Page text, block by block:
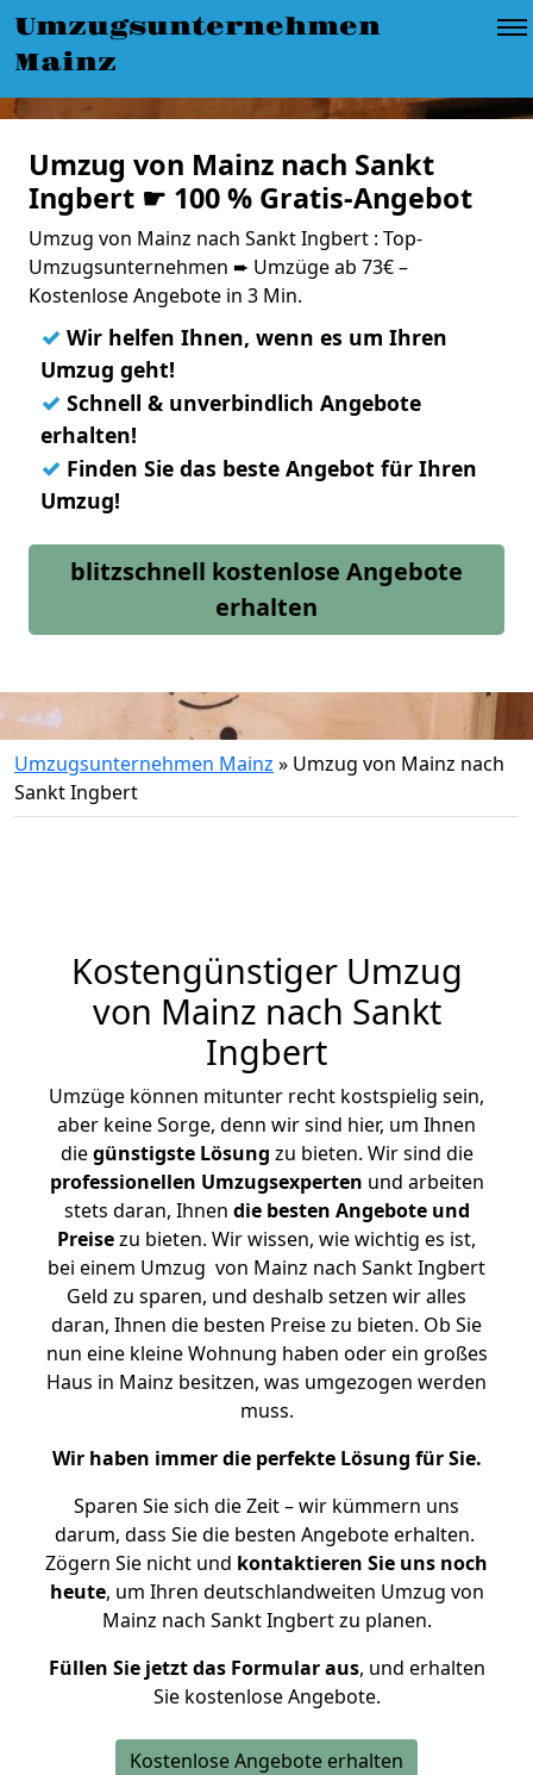
Umzugsunternehmen
Mainz
Umzug von Mainz nach Sankt
Ingbert ☛ 100 % Gratis-Angebot
Umzug von Mainz nach Sankt Ingbert : Top-
Umzugsunternehmen ➨ Umzüge ab 73€ –
Kostenlose Angebote in 3 Min.
✓ Wir helfen Ihnen, wenn es um Ihren
Umzug geht!
✓ Schnell & unverbindlich Angebote
erhalten!
✓ Finden Sie das beste Angebot für Ihren
Umzug!
blitzschnell kostenlose Angebote
erhalten
Umzugsunternehmen Mainz » Umzug von Mainz nach
Sankt Ingbert
Kostengünstiger Umzug
von Mainz nach Sankt
Ingbert
Umzüge können mitunter recht kostspielig sein,
aber keine Sorge, denn wir sind hier, um Ihnen
diegünstigste Lösung zu bieten. Wir sind die
professionellen Umzugsexperten und arbeiten
stets daran, Ihnen die besten Angebote und
Preisezu bieten. Wir wissen, wie wichtig es ist,
bei einem Umzug von Mainz nach Sankt Ingbert
Geld zu sparen, und deshalb setzen wir alles
daran, Ihnen die besten Preise zu bieten. Ob Sie
nun eine kleine Wohnung haben oder ein großes
Haus in Mainz besitzen, was umgezogen werden
muss.
Wir haben immer die perfekte Lösung für Sie.
Sparen Sie sich die Zeit – wir kümmern uns
darum, dass Sie die besten Angebote erhalten.
Zögern Sie nicht und kontaktieren Sie uns noch
heute, um Ihren deutschlandweiten Umzug von
Mainz nach Sankt Ingbert zu planen.
Füllen Sie jetzt das Formular aus, und erhalten
Sie kostenlose Angebote.
Kostenlose Angebote erhalten